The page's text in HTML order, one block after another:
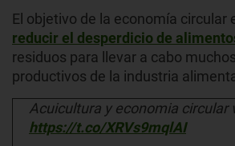
El objetivo de la economía circular
reducir el desperdicio de
residuos para llevar a cabo
productivos de la industria
Acuicultura y economia circular
https://t.co/XRVs9mqlAI